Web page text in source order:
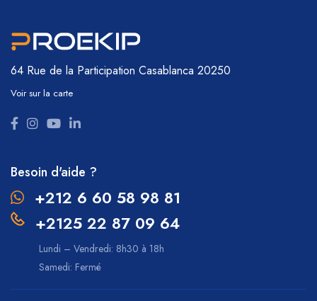
64 Rue de la Participation Casablanca 20250
Voir sur la carte
Besoin d'aide ?
+212 6 60 58 98 81
+2125 22 87 09 64
Lundi – Vendredi: 8h30 à 18h
Samedi: Fermé